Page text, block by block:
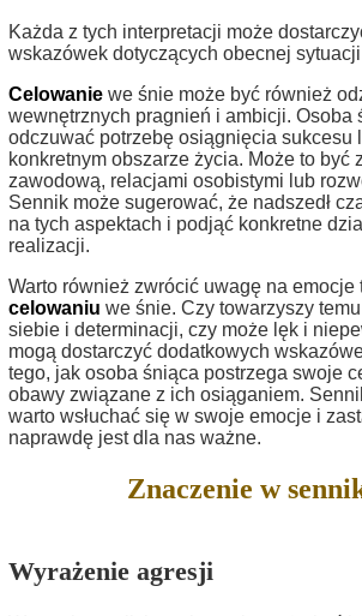
Każda z tych interpretacji może
wskazówek dotyczących obecnej
Celowanie we śnie może być również
wewnętrznych pragnień i ambicji. Osoba
odczuwać potrzebę osiągnięcia sukcesu
konkretnym obszarze życia. Może to być
zawodową, relacjami osobistymi lub
Sennik może sugerować, że nadszedł
na tych aspektach i podjąć konkretne
realizacji.
Warto również zwrócić uwagę na emocje
celowaniu we śnie. Czy towarzyszy
siebie i determinacji, czy może lęk i
mogą dostarczyć dodatkowych
tego, jak osoba śniąca postrzega swoje
obawy związane z ich osiąganiem.
warto wsłuchać się w swoje emocje i
naprawdę jest dla nas ważne.
Znaczenie w
Wyrażenie agresji